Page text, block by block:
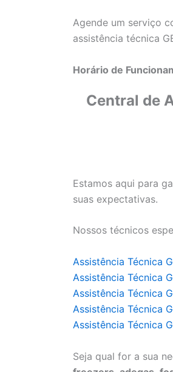
Agende um serviço
assistência técnica
Horário de
Central de
Estamos aqui para
suas expectativas.
Nossos técnicos
Assistência Técnica
Assistência Técnica
Assistência Técnica
Assistência Técnica
Assistência Técnica
Seja qual for a sua